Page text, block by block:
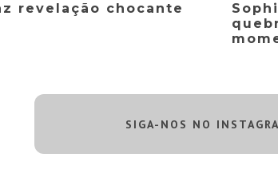
revelação chocante
SIGA-NOS NO